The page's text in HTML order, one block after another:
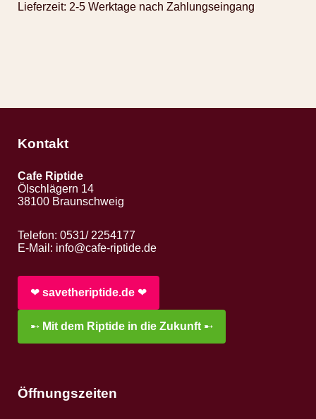
Lieferzeit: 2-5 Werktage nach Zahlungseingang
Kontakt
Cafe Riptide
Ölschlägern 14
38100 Braunschweig
Telefon: 0531/ 2254177
E-Mail: info@cafe-riptide.de
❤︎ savetheriptide.de ❤︎
➸ Mit dem Riptide in die Zukunft ➸
Öffnungszeiten